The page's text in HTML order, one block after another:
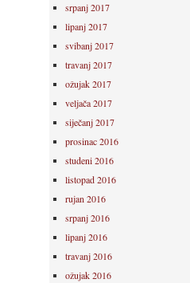
srpanj 2017
lipanj 2017
svibanj 2017
travanj 2017
ožujak 2017
veljača 2017
siječanj 2017
prosinac 2016
studeni 2016
listopad 2016
rujan 2016
srpanj 2016
lipanj 2016
travanj 2016
ožujak 2016